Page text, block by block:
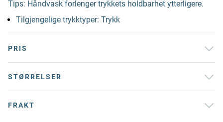
Tips: Håndvask forlenger trykkets holdbarhet ytterligere.
Tilgjengelige trykktyper: Trykk
PRIS
STØRRELSER
FRAKT